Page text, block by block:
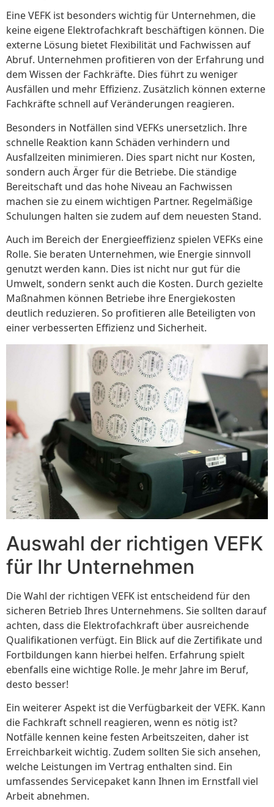
Eine VEFK ist besonders wichtig für Unternehmen, die
keine eigene Elektrofachkraft beschäftigen können. Die
externe Lösung bietet Flexibilität und Fachwissen auf
Abruf. Unternehmen profitieren von der Erfahrung und
dem Wissen der Fachkräfte. Dies führt zu weniger
Ausfällen und mehr Effizienz. Zusätzlich können externe
Fachkräfte schnell auf Veränderungen reagieren.
Besonders in Notfällen sind VEFKs unersetzlich. Ihre
schnelle Reaktion kann Schäden verhindern und
Ausfallzeiten minimieren. Dies spart nicht nur Kosten,
sondern auch Ärger für die Betriebe. Die ständige
Bereitschaft und das hohe Niveau an Fachwissen
machen sie zu einem wichtigen Partner. Regelmäßige
Schulungen halten sie zudem auf dem neuesten Stand.
Auch im Bereich der Energieeffizienz spielen VEFKs eine
Rolle. Sie beraten Unternehmen, wie Energie sinnvoll
genutzt werden kann. Dies ist nicht nur gut für die
Umwelt, sondern senkt auch die Kosten. Durch gezielte
Maßnahmen können Betriebe ihre Energiekosten
deutlich reduzieren. So profitieren alle Beteiligten von
einer verbesserten Effizienz und Sicherheit.
Auswahl der richtigen VEFK
für Ihr Unternehmen
Die Wahl der richtigen VEFK ist entscheidend für den
sicheren Betrieb Ihres Unternehmens. Sie sollten darauf
achten, dass die Elektrofachkraft über ausreichende
Qualifikationen verfügt. Ein Blick auf die Zertifikate und
Fortbildungen kann hierbei helfen. Erfahrung spielt
ebenfalls eine wichtige Rolle. Je mehr Jahre im Beruf,
desto besser!
Ein weiterer Aspekt ist die Verfügbarkeit der VEFK. Kann
die Fachkraft schnell reagieren, wenn es nötig ist?
Notfälle kennen keine festen Arbeitszeiten, daher ist
Erreichbarkeit wichtig. Zudem sollten Sie sich ansehen,
welche Leistungen im Vertrag enthalten sind. Ein
umfassendes Servicepaket kann Ihnen im Ernstfall viel
Arbeit abnehmen.